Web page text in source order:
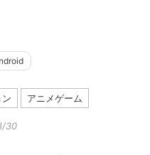
ン アニメゲーム
30